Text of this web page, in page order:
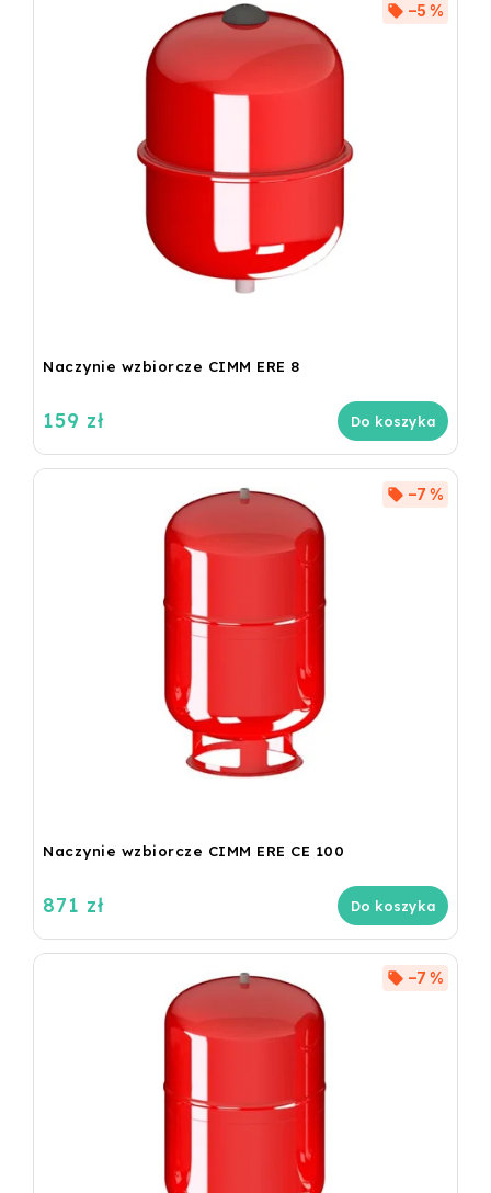
Naczynie wzbiorcze CIMM ERE 8
–5 %
159 zł Do koszyka
Naczynie wzbiorcze CIMM ERE CE 100
–7 %
871 zł Do koszyka
–7 %